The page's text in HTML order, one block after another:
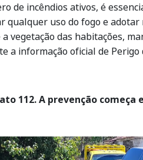
de incêndios ativos, é
qualquer uso do fogo e
vegetação das habitações,
a informação oficial de Perigo
112. A prevenção começa